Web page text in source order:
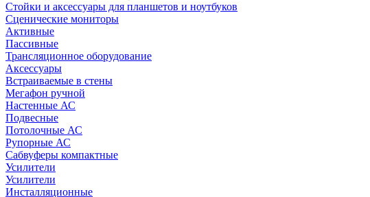
Стойки и аксессуары для планшетов и ноутбуков
Сценические мониторы
Активные
Пассивные
Трансляционное оборудование
Аксессуары
Встраиваемые в стены
Мегафон ручной
Настенные АС
Подвесные
Потолочные АС
Рупорные АС
Сабвуферы компактные
Усилители
Усилители
Инсталляционные